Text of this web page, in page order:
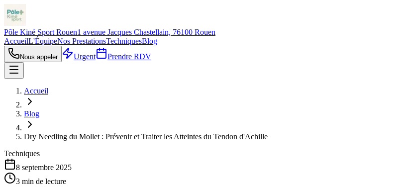
Pôle Kiné Sport Rouen1 avenue Jacques Chastellain, 76100 Rouen
AccueilL'ÉquipeNos PrestationsTechniquesBlog
Nous appeler Urgent Prendre RDV
Accueil
Blog
Dry Needling du Mollet : Prévenir et Traiter les Atteintes du Tendon d'Achille
Techniques
8 septembre 2025
3 min de lecture